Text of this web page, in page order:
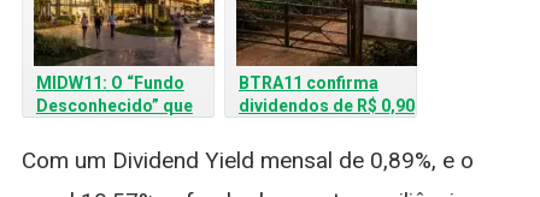
MIDW11: O “Fundo
Desconhecido” que
Negociações na B3
BTRA11 confirma
dividendos de R$ 0,90
supera 16% ao ano
Com um Dividend Yield mensal de 0,89%, e o